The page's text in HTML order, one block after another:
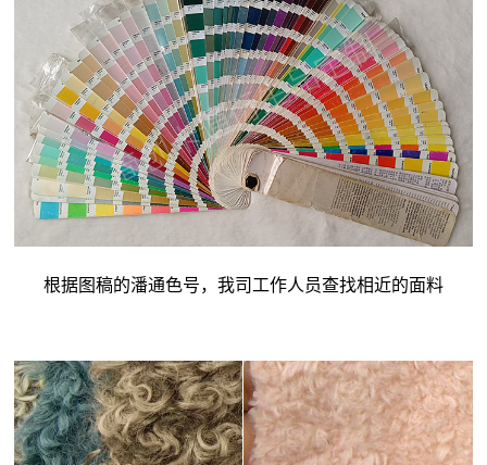
根据图稿的潘通色号，我司工作人员查找相近的面料